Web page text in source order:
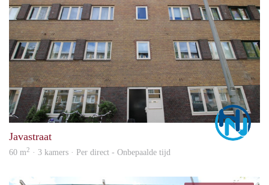
Javastraat
60 m2 · 3 kamers · Per direct - Onbepaalde tijd